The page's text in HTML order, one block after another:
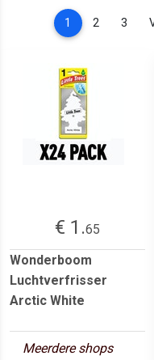
1 (current)
2 3
€ 1.65
Wonderboom
Luchtverfrisser
Arctic White
Meerdere shops